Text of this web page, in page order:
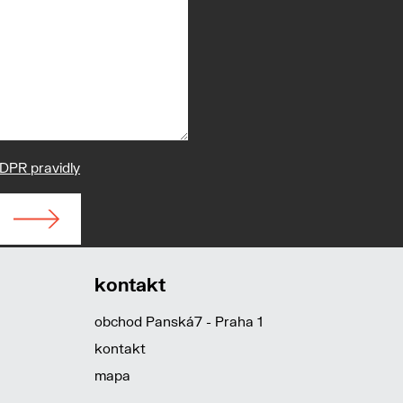
pravidly
kontakt
obchod Panská7 - Praha 1
kontakt
mapa